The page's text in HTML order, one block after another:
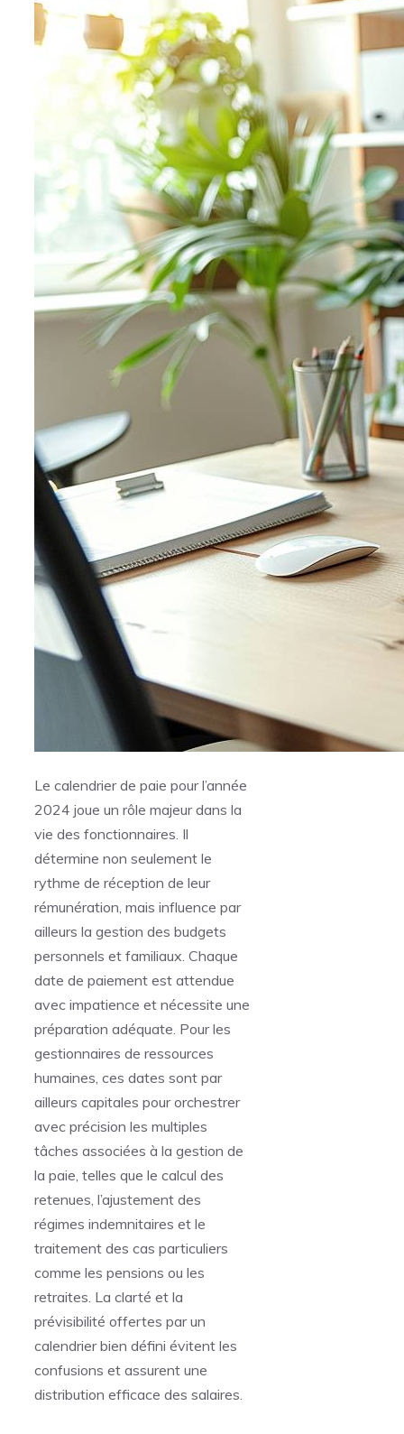
Le calendrier de paie pour l’année
2024 joue un rôle majeur dans la
vie des fonctionnaires. Il
détermine non seulement le
rythme de réception de leur
rémunération, mais influence par
ailleurs la gestion des budgets
personnels et familiaux. Chaque
date de paiement est attendue
avec impatience et nécessite une
préparation adéquate. Pour les
gestionnaires de ressources
humaines, ces dates sont par
ailleurs capitales pour orchestrer
avec précision les multiples
tâches associées à la gestion de
la paie, telles que le calcul des
retenues, l’ajustement des
régimes indemnitaires et le
traitement des cas particuliers
comme les pensions ou les
retraites. La clarté et la
prévisibilité offertes par un
calendrier bien défini évitent les
confusions et assurent une
distribution efficace des salaires.